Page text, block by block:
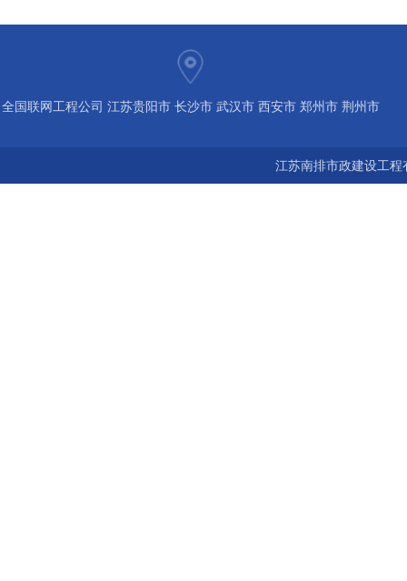
全国联网工程公司 江苏贵阳市 长沙市 武汉市 西安市 郑州市 荆州市
江苏南排市政建设工